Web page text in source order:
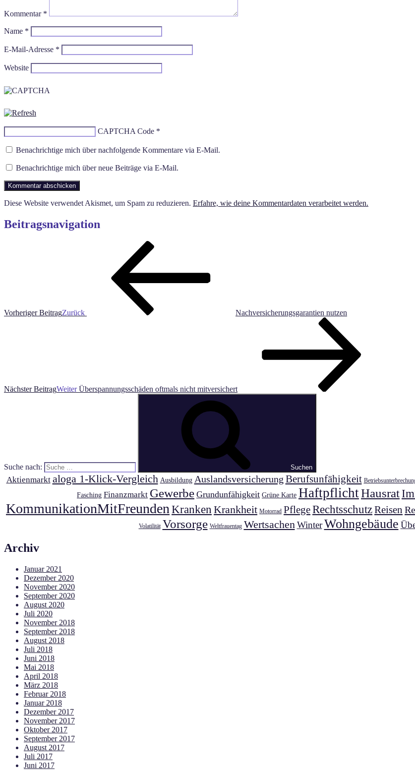
Kommentar *
Name *
E-Mail-Adresse *
Website
CAPTCHA Code *
Benachrichtige mich über nachfolgende Kommentare via E-Mail.
Benachrichtige mich über neue Beiträge via E-Mail.
Diese Website verwendet Akismet, um Spam zu reduzieren. Erfahre, wie deine Kommentardaten verarbeitet werden.
Beitragsnavigation
Vorheriger BeitragZurück Nachversicherungsgarantien nutzen
Nächster BeitragWeiter Überspannungsschäden oftmals nicht mitversichert
Suche nach: Suchen
Aktienmarkt aloga 1-Klick-Vergleich Ausbildung Auslandsversicherung Berufsunfähigkeit
Fasching Finanzmarkt Gewerbe Grundunfähigkeit Grüne Karte HaftpflichtHausrat
KommunikationMitFreunden Kranken Krankheit Motorrad PflegeRechtsschutzReisen
Volatilität Vorsorge Weltfrauentag Wertsachen Winter Wohngebäude
Archiv
Januar 2021
Dezember 2020
November 2020
September 2020
August 2020
Juli 2020
November 2018
September 2018
August 2018
Juli 2018
Juni 2018
Mai 2018
April 2018
März 2018
Februar 2018
Januar 2018
Dezember 2017
November 2017
Oktober 2017
September 2017
August 2017
Juli 2017
Juni 2017